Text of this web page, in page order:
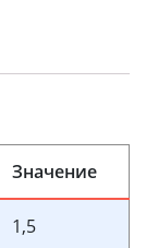
Значение
1,5